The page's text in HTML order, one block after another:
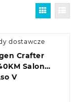
dostawcze
Crafter
Salon
V